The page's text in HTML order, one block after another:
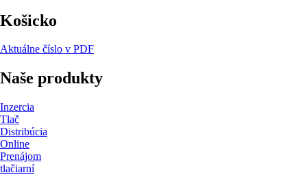
Košicko
Aktuálne číslo v PDF
Naše produkty
Inzercia
Tlač
Distribúcia
Online
Prenájom
tlačiarní